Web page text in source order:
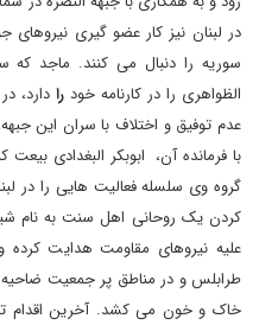
در لبنان نیز کار عضو گیری نیروهای
سوریه را دنبال می کنند. ماجد که
الظواهری را در کارنامه خودرا دارد،
عدم توفیق و اختلاف با سران این
با فرمانده آن، ابوبکر البغدادی
گروه وی سلسله فعالیت هایی را در
کردن یک روحانی اهل سنت به نام
علیه نیروهای مقاومت هدایت کرده
طرابلس و در مناطق پر جمعیت ضاحیه
خاک و خون می کشد. آخرین اقدام